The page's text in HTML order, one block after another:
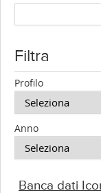
Filtra
Profilo
Anno
Banca dati